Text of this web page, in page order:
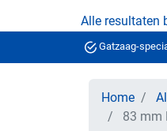
Alle resultaten
Gatzaag-
Home
83 mm